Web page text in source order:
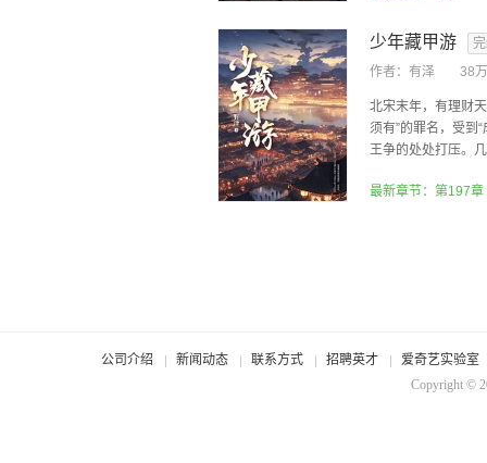
少年藏甲游
作者： 有泽 38
北宋末年，有理财
须有”的罪名，受到
王争的处处打压。
最新章节：第197章
公司介绍 新闻动态 联系方式 招聘英才
爱奇艺实验室
Copyright ©